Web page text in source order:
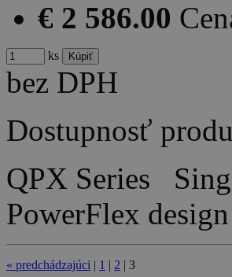
€ 2 586.00
ks
bez DPH
Dostupnosť
QPX Series
PowerFlex
« predchádzajúci | 1 | 2 | 3